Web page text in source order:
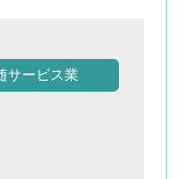
サービス業